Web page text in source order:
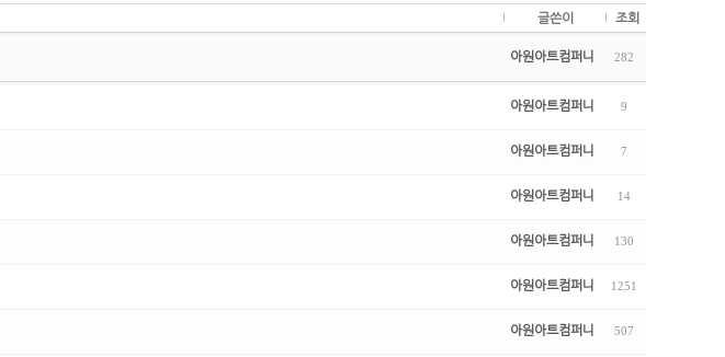
글쓴이 조회
아원아트컴퍼니 282
아원아트컴퍼니 9
아원아트컴퍼니 7
아원아트컴퍼니 14
아원아트컴퍼니 130
아원아트컴퍼니 1251
아원아트컴퍼니 507